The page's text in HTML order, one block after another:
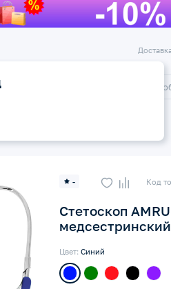
- Код
Стетоскоп
Цвет:Синий